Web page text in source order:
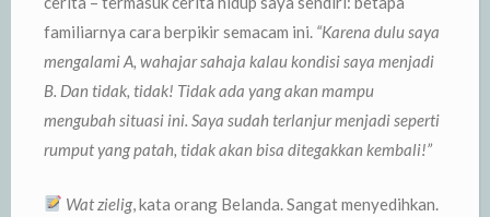
familiarnya cara berpikir semacam ini. “Karena dulu saya
mengalami A, wahajar sahaja kalau kondisi saya menjadi
B. Dan tidak, tidak! Tidak ada yang akan mampu
mengubah situasi ini. Saya sudah terlanjur menjadi seperti
rumput yang patah, tidak akan bisa ditegakkan kembali!”
Wat zielig, kata orang Belanda. Sangat menyedihkan.